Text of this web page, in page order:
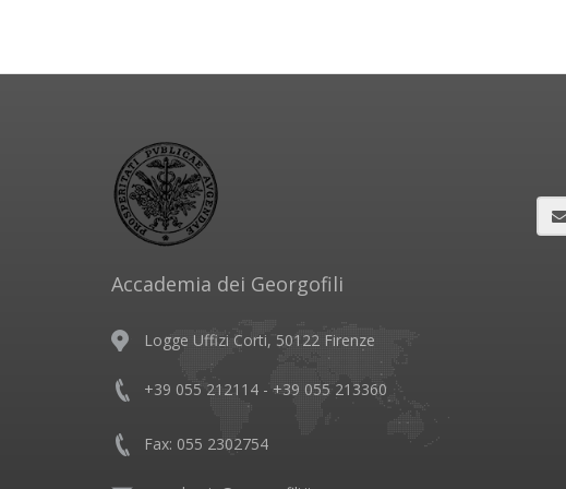
Accademia dei Georgofili
Logge Uffizi Corti, 50122 Firenze
+39 055 212114 - +39 055 213360
Fax: 055 2302754